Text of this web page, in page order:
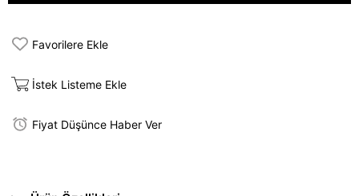
Favorilere Ekle
İstek Listeme Ekle
Fiyat Düşünce Haber Ver